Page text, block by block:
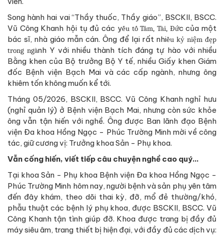
Song hành hai vai “Thầy thuốc, Thầy giáo”, BSCKII, BSCC.
Vũ Công Khanh hội tụ đủ các yếu tố Tâm, Tài, Đức của một
bác sĩ, nhà giáo mẫn cán. Ông để lại rất nhiều kỷ niệm đẹp
trong ngành Y với nhiều thành tích đáng tự hào với nhiều
Bằng khen của Bộ trưởng Bộ Y tế, nhiều Giấy khen Giám
đốc Bệnh viện Bạch Mai và các cấp ngành, nhưng ông
khiêm tốn không muốn kể tới.
Tháng 05/2026, BSCKII, BSCC. Vũ Công Khanh nghỉ hưu
(nghỉ quản lý) ở Bệnh viện Bạch Mai, nhưng còn sức khỏe
ông vẫn tận hiến với nghề. Ông được Ban lãnh đạo Bệnh
viện Đa khoa Hồng Ngọc - Phúc Trường Minh mời về công
tác, giữ cương vị: Trưởng khoa Sản - Phụ khoa.
Vẫn cống hiến, viết tiếp câu chuyện nghề cao quý…
Tại khoa Sản - Phụ khoa Bệnh viện Đa khoa Hồng Ngọc -
Phúc Trường Minh hôm nay, người bệnh và sản phụ yên tâm
đến đây khám, theo dõi thai kỳ, đỡ, mổ đẻ thường/khó,
phẫu thuật các bệnh lý phụ khoa, được BSCKII, BSCC. Vũ
Công Khanh tận tình giúp đỡ. Khoa được trang bị đầy đủ
máy siêu âm, trang thiết bị hiện đại, với đầy đủ các dịch vụ: